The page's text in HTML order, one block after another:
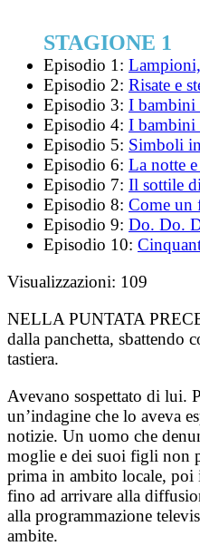
STAGIONE 1
Episodio 1:
Episodio 2: Risate e
Episodio 3: I bambini
Episodio 4: I bambini
Episodio 5: Simboli
Episodio 6: La notte
Episodio 7: Il sottile
Episodio 8: Come un
Episodio 9: Do. Do.
Episodio 10:
Visualizzazioni: 109
NELLA PUNTATA
dalla panchetta, sbattendo
tastiera.
Avevano sospettato di lui.
un’indagine che lo aveva
notizie. Un uomo che
moglie e dei suoi figli non
prima in ambito locale, poi
fino ad arrivare alla
alla programmazione
ambite.